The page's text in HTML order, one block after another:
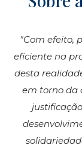
"Com efeito,
eficiente na
desta
em torno da